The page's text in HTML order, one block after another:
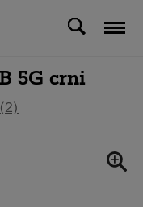
5G crni